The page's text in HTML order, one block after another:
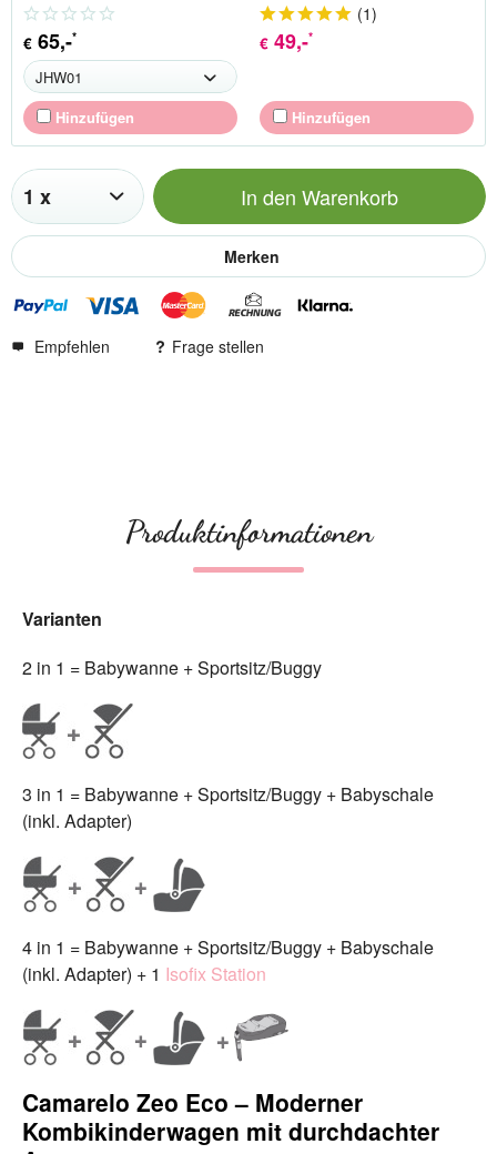
€ 65,-*
Hinzufügen
(1)
€ 49,-*
Hinzufügen
In den Warenkorb
Merken
Empfehlen Frage stellen
Produktinformationen
Varianten
2 in 1 = Babywanne + Sportsitz/Buggy
3 in 1 = Babywanne + Sportsitz/Buggy + Babyschale
(inkl. Adapter)
4 in 1 = Babywanne + Sportsitz/Buggy + Babyschale
(inkl. Adapter) + 1 Isofix Station
Camarelo Zeo Eco – Moderner
Kombikinderwagen mit durchdachter